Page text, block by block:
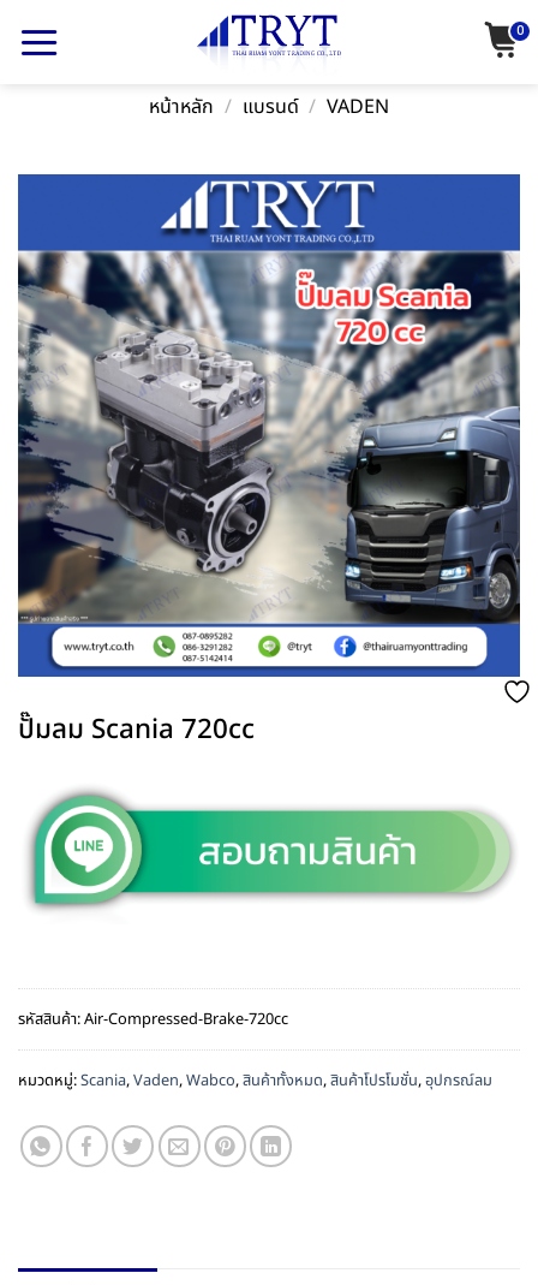
0
หน้าหลัก / แบรนด์ / VADEN
ปั๊มลม Scania 720cc
รหัสสินค้า:Air-Compressed-Brake-720cc
หมวดหมู่:Scania,Vaden,Wabco,สินค้าทั้งหมด,สินค้าโปรโมชั่น,อุปกรณ์ลม